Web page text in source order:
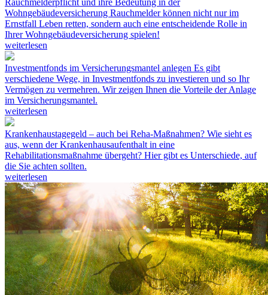
Rauchmelderpflicht und ihre Bedeutung in der
Wohngebäudeversicherung Rauchmelder können nicht nur im
Ernstfall Leben retten, sondern auch eine entscheidende Rolle in
Ihrer Wohngebäudeversicherung spielen!
weiterlesen
Investmentfonds im Versicherungsmantel anlegen Es gibt
verschiedene Wege, in Investmentfonds zu investieren und so Ihr
Vermögen zu vermehren. Wir zeigen Ihnen die Vorteile der Anlage
im Versicherungsmantel.
weiterlesen
Krankenhaustagegeld – auch bei Reha-Maßnahmen? Wie sieht es
aus, wenn der Krankenhausaufenthalt in eine
Rehabilitationsmaßnahme übergeht? Hier gibt es Unterschiede, auf
die Sie achten sollten.
weiterlesen